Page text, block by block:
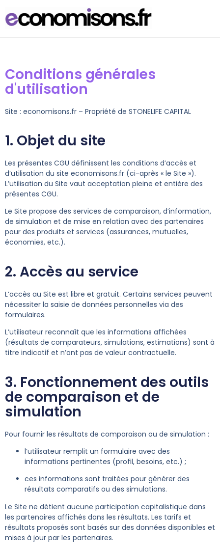
Conditions générales
d'utilisation
Site : economisons.fr – Propriété de STONELIFE CAPITAL
1. Objet du site
Les présentes CGU définissent les conditions d’accès et
d’utilisation du site economisons.fr (ci-après « le Site »).
L’utilisation du Site vaut acceptation pleine et entière des
présentes CGU.
Le Site propose des services de comparaison, d’information,
de simulation et de mise en relation avec des partenaires
pour des produits et services (assurances, mutuelles,
économies, etc.).
2. Accès au service
L’accès au Site est libre et gratuit. Certains services peuvent
nécessiter la saisie de données personnelles via des
formulaires.
L’utilisateur reconnaît que les informations affichées
(résultats de comparateurs, simulations, estimations) sont à
titre indicatif et n’ont pas de valeur contractuelle.
3. Fonctionnement des outils
de comparaison et de
simulation
Pour fournir les résultats de comparaison ou de simulation :
l’utilisateur remplit un formulaire avec des
informations pertinentes (profil, besoins, etc.) ;
ces informations sont traitées pour générer des
résultats comparatifs ou des simulations.
Le Site ne détient aucune participation capitalistique dans
les partenaires affichés dans les résultats. Les tarifs et
résultats proposés sont basés sur des données disponibles et
mises à jour par les partenaires.